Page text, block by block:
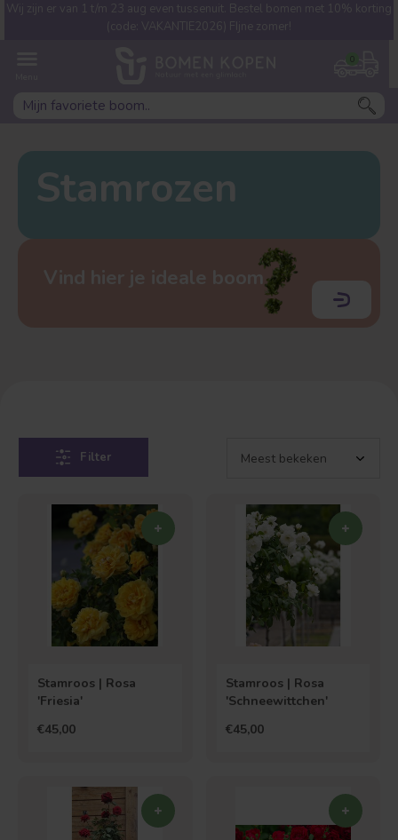
0
Wij zijn er van 1 t/m 23 aug even tussenuit. Bestel bomen met 10% korting
(code: VAKANTIE2026) FIjne zomer!
Stamrozen
Filter
Stamroos | Rosa
'Friesia'
€45,00
Stamroos | Rosa
'Schneewittchen'
€45,00
Welke boom ben jij naar op
Dakvorm